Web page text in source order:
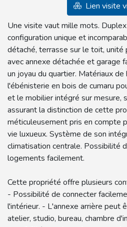
Lien visite
Une visite vaut mille mots.
configuration unique et
détaché, terrasse sur le toit, unité
avec annexe détachée et garage
un joyau du quartier. Matériaux
l'ébénisterie en bois de cumaru
et le mobilier intégré sur mesure,
assurant la distinction de cette
méticuleusement pris en compte
vie luxueux. Système de son
climatisation centrale. Possibilité
logements facilement.
Cette propriété offre plusieurs
- Possibilité de connecter
l'intérieur. - L'annexe arrière peut
atelier, studio, bureau, chambre